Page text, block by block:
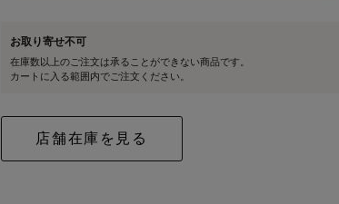
お取り寄せ不可
在庫数以上のご注文は承ることができない商品です。
カートに入る範囲内でご注文ください。